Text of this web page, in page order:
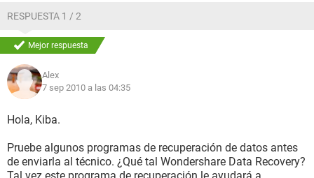
RESPUESTA 1 / 2
Mejor respuesta
Alex
7 sep 2010 a las 04:35
Hola, Kiba.
Pruebe algunos programas de recuperación de datos antes
de enviarla al técnico. ¿Qué tal Wondershare Data Recovery?